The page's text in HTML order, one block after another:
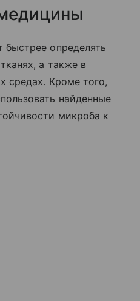
определять
а также в
средах. Кроме того,
найденные
микроба к